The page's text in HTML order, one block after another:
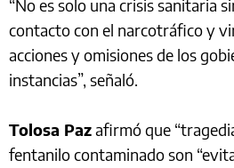
“No es solo una crisis sanitaria
contacto con el narcotráfico y
acciones y omisiones de los
instancias”, señaló.
Tolosa Pazafirmó que
fentanilo contaminado son